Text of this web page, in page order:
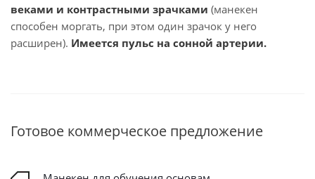
веками и контрастными зрачками (манекен
способен моргать, при этом один зрачок у него
расширен). Имеется пульс на сонной артерии.
Готовое коммерческое предложение